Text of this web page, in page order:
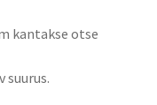
kantakse otse
suurus.